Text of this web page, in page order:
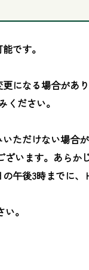
です。
になる場合があり
ださい。
ただけない場合が
います。あらか
午後3時までに、
。